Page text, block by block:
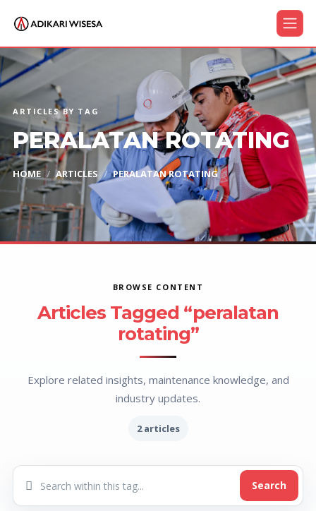
ARTICLES BY TAG
PERALATAN ROTATING
HOME ARTICLES PERALATAN ROTATING
BROWSE CONTENT
Articles Tagged “peralatan
rotating”
Explore related insights, maintenance knowledge, and
industry updates.
2 articles
Search